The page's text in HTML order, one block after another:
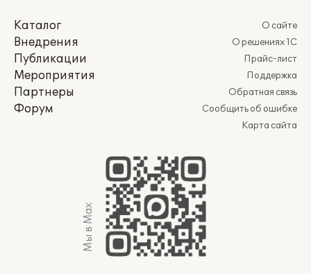
Каталог
Внедрения
Публикации
Мероприятия
Партнеры
Форум
О сайте
О решениях 1С
Прайс-лист
Поддержка
Обратная связь
Сообщить об ошибке
Карта сайта
Мы в Max